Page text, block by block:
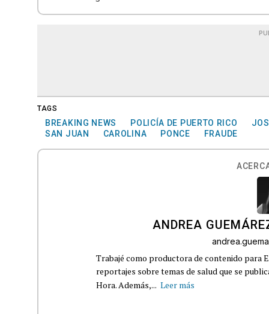
TAGS
BREAKING NEWS POLICÍA DE PUERTO RICO
SAN JUAN
CAROLINA PONCE FRAUDE
ANDREA
Trabajé como productora de contenido para
reportajes sobre temas de salud que se
Hora. Además,... Leer más